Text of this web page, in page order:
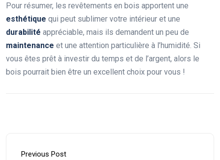
Pour résumer, les revêtements en bois apportent une
esthétique qui peut sublimer votre intérieur et une
durabilité appréciable, mais ils demandent un peu de
maintenance et une attention particulière à l’humidité. Si
vous êtes prêt à investir du temps et de l’argent, alors le
bois pourrait bien être un excellent choix pour vous !
Previous Post